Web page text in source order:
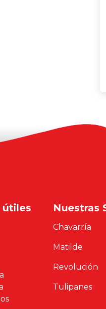
útiles Nuestras
Chavarría
Matilde
Revolución
Tulipanes